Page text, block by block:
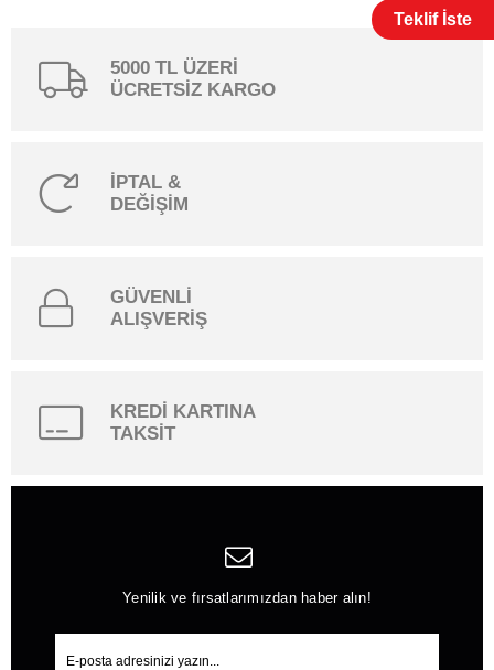
Teklif İste
5000 TL ÜZERİ
ÜCRETSİZ KARGO
İPTAL &
DEĞİŞİM
GÜVENLİ
ALIŞVERİŞ
KREDİ KARTINA
TAKSİT
Yenilik ve fırsatlarımızdan haber alın!